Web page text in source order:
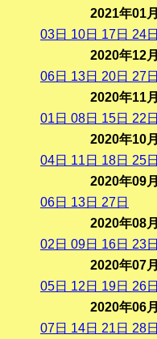
2021年01月
03日 10日 17日 24日
2020年12月
06日 13日 20日 27日
2020年11月
01 日 08日 15日 22 日
2020年10月
04日 11 日 18日 25日
2020年09月
06日 13日 27日
2020年08月
02 日 09日 16日 23日
2020年07月
05日 12 日 19日 26日
2020年06月
07日 14日 21 日 28日